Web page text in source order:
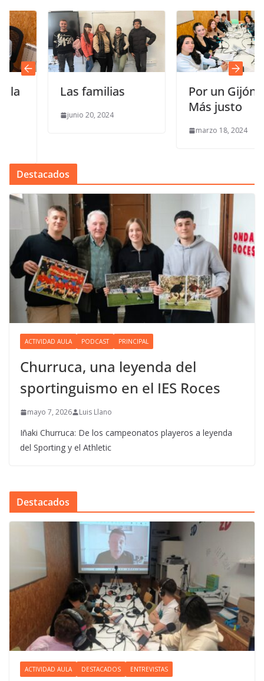
Las familias
junio 20, 2024
Por un Gijón
Más justo
marzo 18, 2024
Destacados
ACTIVIDAD AULA PODCAST PRINCIPAL
Churruca, una leyenda del
sportinguismo en el IES Roces
mayo 7, 2026 Luis Llano
Iñaki Churruca: De los campeonatos playeros a leyenda
del Sporting y el Athletic
Destacados
ACTIVIDAD AULA DESTACADOS ENTREVISTAS